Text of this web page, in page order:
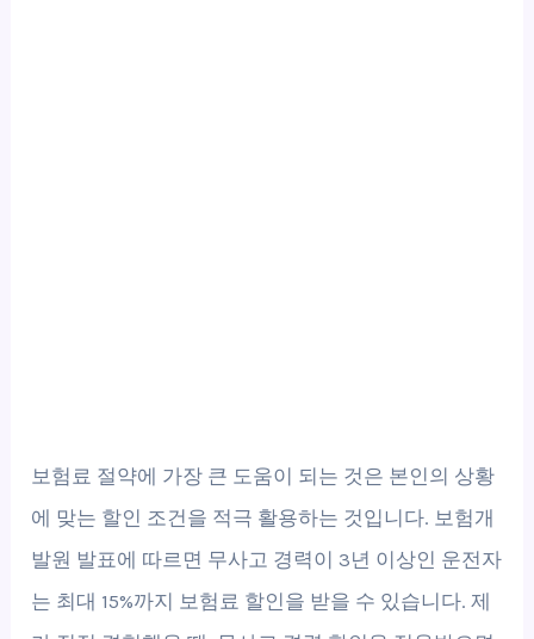
보험료 절약에 가장 큰 도움이 되는 것은 본인의 상황
에 맞는 할인 조건을 적극 활용하는 것입니다. 보험개
발원 발표에 따르면 무사고 경력이 3년 이상인 운전자
는 최대 15%까지 보험료 할인을 받을 수 있습니다. 제